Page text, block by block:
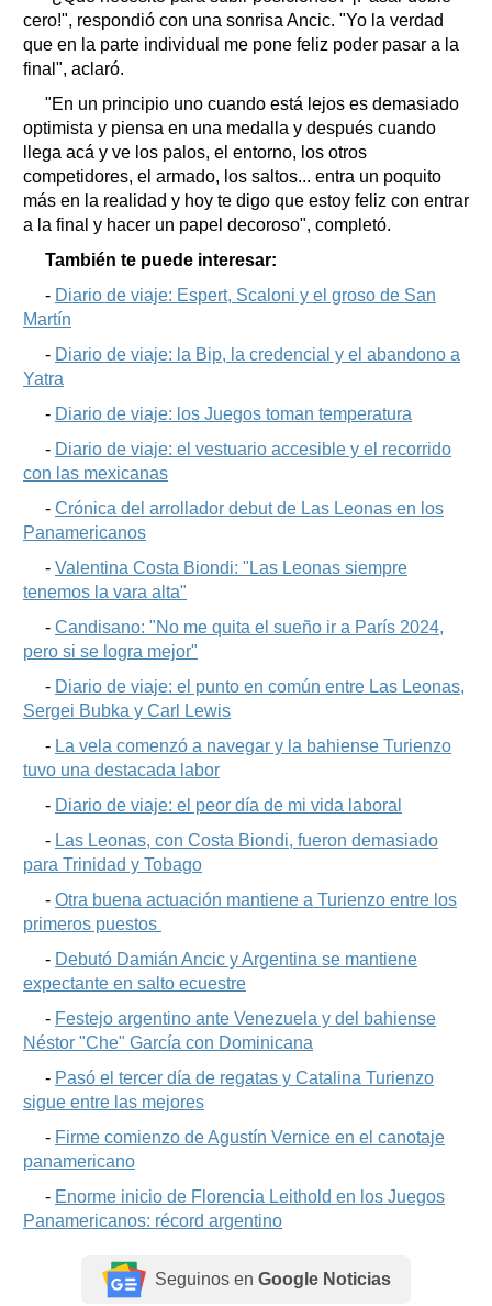
cero!", respondió con una sonrisa Ancic. "Yo la verdad
que en la parte individual me pone feliz poder pasar a la
final", aclaró.
"En un principio uno cuando está lejos es demasiado
optimista y piensa en una medalla y después cuando
llega acá y ve los palos, el entorno, los otros
competidores, el armado, los saltos... entra un poquito
más en la realidad y hoy te digo que estoy feliz con entrar
a la final y hacer un papel decoroso", completó.
También te puede interesar:
- Diario de viaje: Espert, Scaloni y el groso de San
Martín
- Diario de viaje: la Bip, la credencial y el abandono a
Yatra
- Diario de viaje: los Juegos toman temperatura
- Diario de viaje: el vestuario accesible y el recorrido
con las mexicanas
- Crónica del arrollador debut de Las Leonas en los
Panamericanos
- Valentina Costa Biondi: "Las Leonas siempre
tenemos la vara alta"
- Candisano: "No me quita el sueño ir a París 2024,
pero si se logra mejor"
- Diario de viaje: el punto en común entre Las Leonas,
Sergei Bubka y Carl Lewis
- La vela comenzó a navegar y la bahiense Turienzo
tuvo una destacada labor
- Diario de viaje: el peor día de mi vida laboral
- Las Leonas, con Costa Biondi, fueron demasiado
para Trinidad y Tobago
- Otra buena actuación mantiene a Turienzo entre los
primeros puestos
- Debutó Damián Ancic y Argentina se mantiene
expectante en salto ecuestre
- Festejo argentino ante Venezuela y del bahiense
Néstor "Che" García con Dominicana
- Pasó el tercer día de regatas y Catalina Turienzo
sigue entre las mejores
- Firme comienzo de Agustín Vernice en el canotaje
panamericano
- Enorme inicio de Florencia Leithold en los Juegos
Panamericanos: récord argentino
Seguinos en Google Noticias